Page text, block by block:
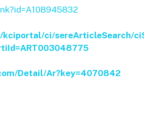
kciportal/ci/sereArticleSearch/
Detail/Ar?key=4070842